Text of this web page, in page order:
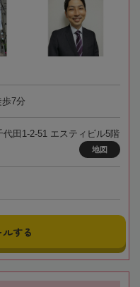
7分
田1-2-51 エスティビル5階
地図
する